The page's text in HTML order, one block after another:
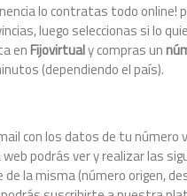
lo contratas todo online!
luego seleccionas si lo
enFijovirtualy compras un
(dependiendo el país).
con los datos de tu número
podrás ver y realizar las
la misma (número origen,